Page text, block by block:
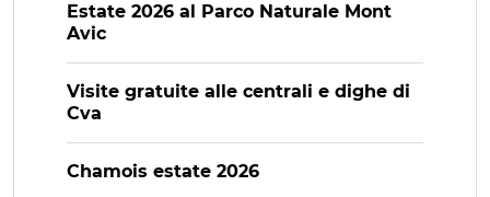
Estate 2026 al Parco Naturale Mont
Avic
Visite gratuite alle centrali e dighe di
Cva
Chamois estate 2026